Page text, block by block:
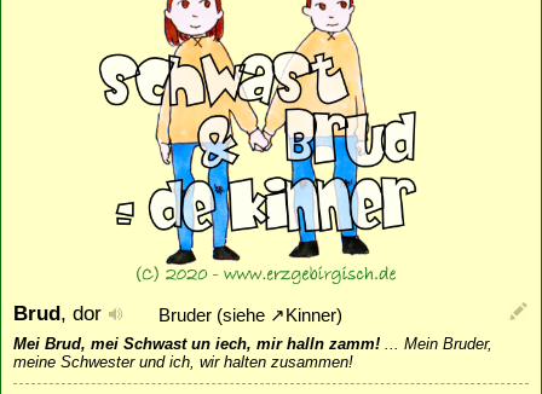
Brud, dor Bruder (siehe ↗ Kinner)
Mei Brud, mei Schwast un iech, mir halln zamm!
Mein Bruder,
meine Schwester und ich, wir halten zusammen!